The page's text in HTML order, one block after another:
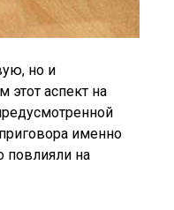
но и
аспект на
именно
повлияли на